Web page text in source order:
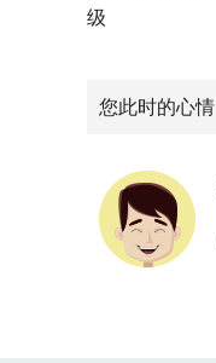
级
您此时的心情